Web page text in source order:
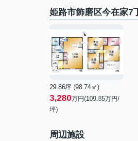
姫路市飾磨区今在家
29.86坪 (98.74㎡)
3,280万円(109.85万円/
坪)
周辺施設